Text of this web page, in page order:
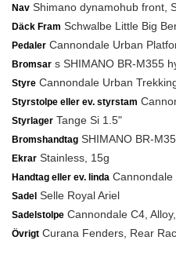
Nav Shimano dynamohub front,
Däck Fram Schwalbe Little Big
Pedaler Cannondale Urban
Bromsar s SHIMANO BR-M355
Styre Cannondale Urban
Styrstolpe eller ev. styrstam
Styrlager Tange Si 1.5"
Bromshandtag SHIMANO BR-
Ekrar Stainless, 15g
Handtag eller ev. linda Cannondale
Sadel Selle Royal Ariel
Sadelstolpe Cannondale C4,
Övrigt Curana Fenders, Rear